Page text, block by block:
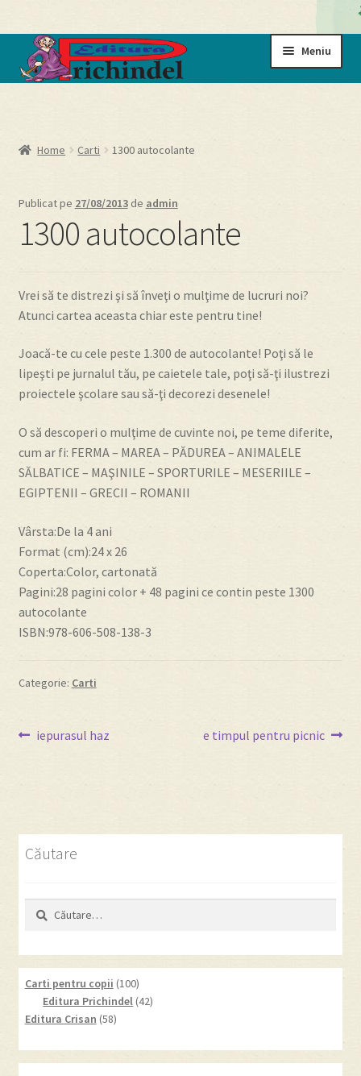
Sari
la
navigare
Sari
la
conținut
Meniu
Cart
Checkout
Politică de confidențialitate
Termeni si conditii
Despre
Editura Prichindel
Contact
Home Carti 1300 autocolante
Publicat pe 27/08/2013 de admin
1300 autocolante
Vrei să te distrezi şi să înveţi o mulţime de lucruri noi?
Atunci cartea aceasta chiar este pentru tine!
Joacă-te cu cele peste 1.300 de autocolante! Poţi să le
lipeşti pe jurnalul tău, pe caietele tale, poţi să-ţi ilustrezi
proiectele şcolare sau să-ţi decorezi desenele!
O să descoperi o mulţime de cuvinte noi, pe teme diferite,
cum ar fi: FERMA – MAREA – PĂDUREA – ANIMALELE
SĂLBATICE – MAŞINILE – SPORTURILE – MESERIILE –
EGIPTENII – GRECII – ROMANII
Vârsta:De la 4 ani
Format (cm):24 x 26
Coperta:Color, cartonată
Pagini:28 pagini color + 48 pagini ce contin peste 1300
autocolante
ISBN:978-606-508-138-3
Categorie: Carti
Navigare
Articolul
iepurasul haz
Articolul
e timpul pentru picnic
Căutare
Caută
după:
Carti pentru copii 100100
products
Editura Prichindel 4242
Editura Crisan 5858